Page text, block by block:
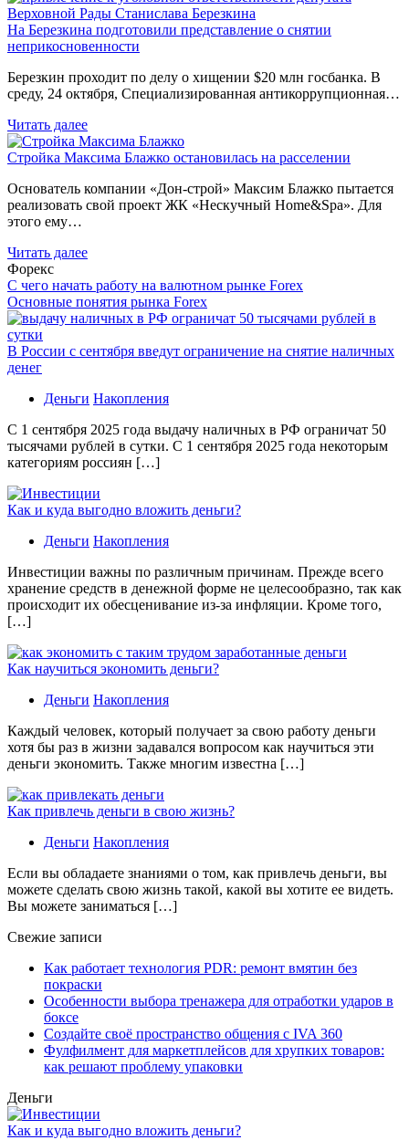
На Березкина подготовили представление о снятии
неприкосновенности
Березкин проходит по делу о хищении $20 млн госбанка. В
среду, 24 октября, Специализированная антикоррупционная…
Читать далее
Стройка Максима Блажко остановилась на расселении
Основатель компании «Дон-строй» Максим Блажко пытается
реализовать свой проект ЖК «Нескучный Home&Spa». Для
этого ему…
Читать далее
Форекс
С чего начать работу на валютном рынке Forex
Основные понятия рынка Forex
В России с сентября введут ограничение на снятие наличных
денег
Деньги Накопления
С 1 сентября 2025 года выдачу наличных в РФ ограничат 50
тысячами рублей в сутки. С 1 сентября 2025 года некоторым
категориям россиян […]
Как и куда выгодно вложить деньги?
Деньги Накопления
Инвестиции важны по различным причинам. Прежде всего
хранение средств в денежной форме не целесообразно, так как
происходит их обесценивание из-за инфляции. Кроме того,
[…]
Как научиться экономить деньги?
Деньги Накопления
Каждый человек, который получает за свою работу деньги
хотя бы раз в жизни задавался вопросом как научиться эти
деньги экономить. Также многим известна […]
Как привлечь деньги в свою жизнь?
Деньги Накопления
Если вы обладаете знаниями о том, как привлечь деньги, вы
можете сделать свою жизнь такой, какой вы хотите ее видеть.
Вы можете заниматься […]
Свежие записи
Как работает технология PDR: ремонт вмятин без
покраски
Особенности выбора тренажера для отработки ударов в
боксе
Создайте своё пространство общения с IVA 360
Фулфилмент для маркетплейсов для хрупких товаров:
как решают проблему упаковки
Деньги
Как и куда выгодно вложить деньги?